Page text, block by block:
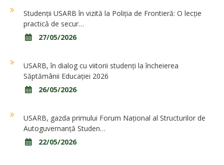
Studenții USARB în vizită la Poliția de Frontieră: O lecție
practică de secur…
27/05/2026
USARB, în dialog cu viitorii studenți la încheierea
Săptămânii Educației 2026
26/05/2026
USARB, gazda primului Forum Național al Structurilor de
Autoguvernanță Studen…
22/05/2026